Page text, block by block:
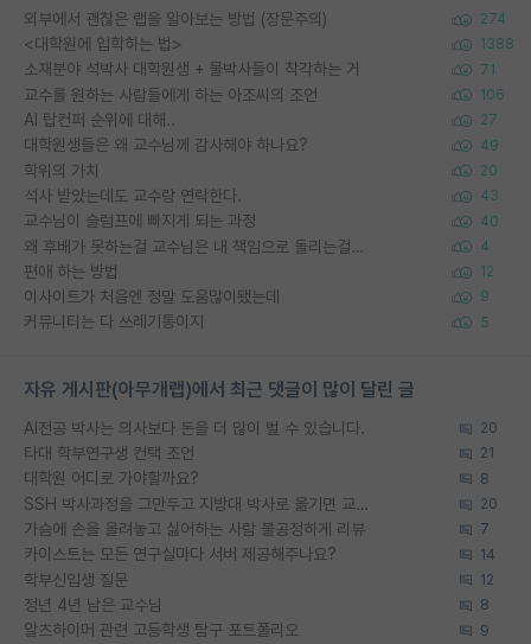
외부에서 괜찮은 랩을 알아보는 방법 (장문주의) 274
<대학원에 입학하는 법> 1388
소재분야 석박사 대학원생 + 물박사들이 착각하는 거 71
교수를 원하는 사람들에게 하는 아조씨의 조언 106
AI 탑컨퍼 순위에 대해.. 27
대학원생들은 왜 교수님께 감사해야 하나요? 49
학위의 가치 20
석사 받았는데도 교수랑 연락한다. 43
교수님이 슬럼프에 빠지게 되는 과정 40
왜 후배가 못하는걸 교수님은 내 책임으로 돌리는걸까요? 4
편애 하는 방법 12
이사이트가 처음엔 정말 도움많이됐는데 9
커뮤니티는 다 쓰레기통이지 5
자유 게시판(아무개랩)에서 최근 댓글이 많이 달린 글
AI전공 박사는 의사보다 돈을 더 많이 벌 수 있습니다. 20
타대 학부연구생 컨택 조언 21
대학원 어디로 가야할까요? 8
SSH 박사과정을 그만두고 지방대 박사로 옮기면 교수의 꿈은 끝일까요? 20
가슴에 손을 올려놓고 싫어하는 사람 불공정하게 리뷰 7
카이스트는 모든 연구실마다 서버 제공해주나요? 14
학부신입생 질문 12
정년 4년 남은 교수님 8
알츠하이머 관련 고등학생 탐구 포트폴리오 9